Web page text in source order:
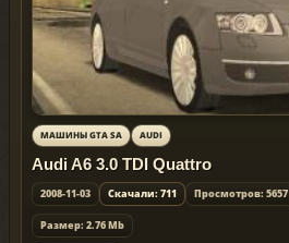
МАШИНЫ GTA SA AUDI
Audi A6 3.0 TDI Quattro
2008-11-03 Скачали: 711 Просмотров: 5657
Размер: 2.76 Mb